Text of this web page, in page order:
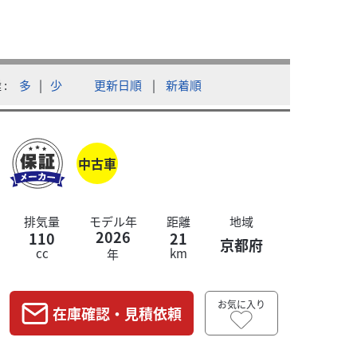
多 | 少 更新日順 | 新着順
中古車
排気量
110
cc
モデル年
2026
年
距離
21
km
地域
京都府
在庫確認・見積依頼 お気に入り